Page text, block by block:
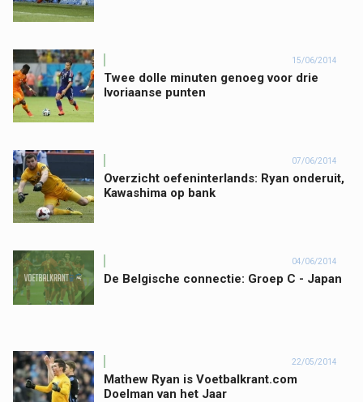
15/06/2014
Twee dolle minuten genoeg voor drie
Ivoriaanse punten
07/06/2014
Overzicht oefeninterlands: Ryan onderuit,
Kawashima op bank
04/06/2014
De Belgische connectie: Groep C - Japan
22/05/2014
Mathew Ryan is Voetbalkrant.com
Doelman van het Jaar